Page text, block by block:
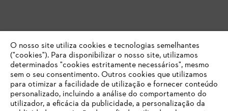
O nosso site utiliza cookies e tecnologias semelhantes
("cookies"). Para disponibilizar o nosso site, utilizamos
determinados "cookies estritamente necessários", mesmo
sem o seu consentimento. Outros cookies que utilizamos
para otimizar a facilidade de utilização e fornecer conteúdo
personalizado, incluindo a análise do comportamento do
utilizador, a eficácia da publicidade, a personalização da